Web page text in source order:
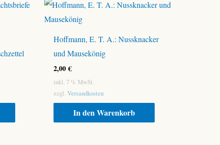
Hoffmann, E. T. A.: Nussknacker
und Mausekönig
2,00€
inkl. 7 % MwSt.
zzgl. Versandkosten
In den Warenkorb